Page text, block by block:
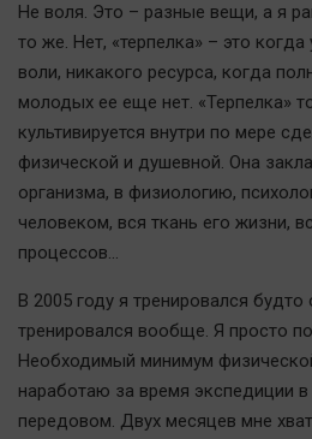
Не воля. Это – разные вещи, а я
то же. Нет, «терпелка» – это когда
воли, никакого ресурса, когда
молодых ее еще нет. «Терпелка»
культивируется внутри по мере
физической и душевной. Она
организма, в физиологию,
человеком, вся ткань его жизни,
процессов...
В 2005 году я тренировался
тренировался вообще. Я просто
Необходимый минимум
наработаю за время экспедиции в
передовом. Двух месяцев мне